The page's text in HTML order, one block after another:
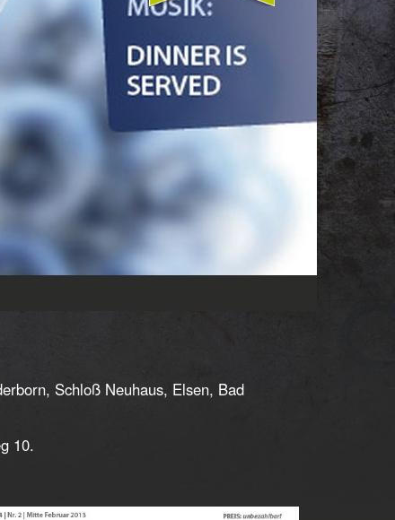
Schloß Neuhaus, Elsen, Bad
10.